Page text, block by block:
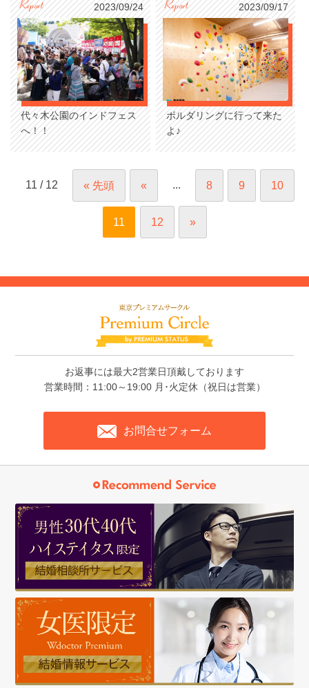
2023/09/24
代々木公園のインドフェス
へ！！
2023/09/17
ボルダリングに行って来た
よ♪
11 / 12 « 先頭 « ... 8 9 10
11 12 »
お返事には最大2営業日頂戴しております
営業時間：11:00～19:00 月･火定休（祝日は営業）
お問合せフォーム